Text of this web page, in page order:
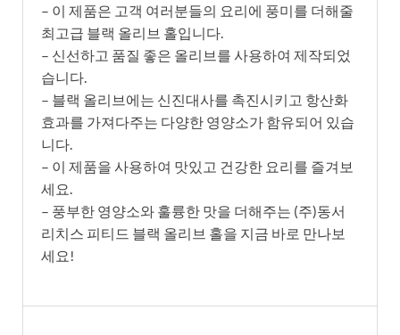
– 이 제품은 고객 여러분들의 요리에 풍미를 더해줄
최고급 블랙 올리브 홀입니다.
– 신선하고 품질 좋은 올리브를 사용하여 제작되었
습니다.
– 블랙 올리브에는 신진대사를 촉진시키고 항산화
효과를 가져다주는 다양한 영양소가 함유되어 있습
니다.
– 이 제품을 사용하여 맛있고 건강한 요리를 즐겨보
세요.
– 풍부한 영양소와 훌륭한 맛을 더해주는 (주)동서
리치스 피티드 블랙 올리브 홀을 지금 바로 만나보
세요!